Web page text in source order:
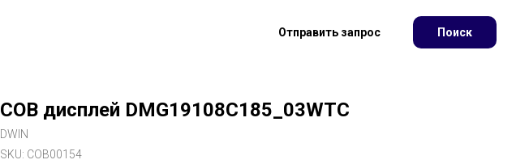
Отправить запрос Поиск
COB дисплей DMG19108C185_03WTC
DWIN
SKU: COB00154